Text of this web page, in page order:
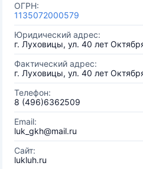
ОГРН:
1135072000579
Юридический адрес:
г. Луховицы, ул. 40 лет
Фактический адрес:
г. Луховицы, ул. 40 лет
Телефон:
8 (496)6362509
Email:
luk_gkh@mail.ru
Сайт:
lukluh.ru